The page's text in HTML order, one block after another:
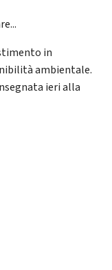
in
ambientale.
ieri alla